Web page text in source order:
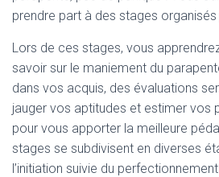
prendre part à des stages organisés
Lors de ces stages, vous
savoir sur le maniement du
dans vos acquis, des évaluations
jauger vos aptitudes et estimer vos
pour vous apporter la meilleure
stages se subdivisent en diverses
l’initiation suivie du